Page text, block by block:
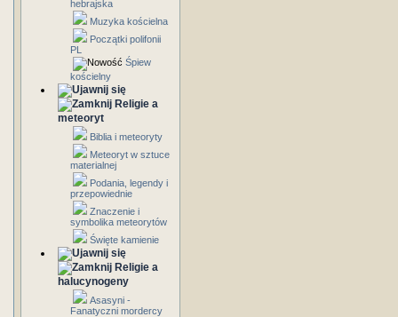
hebrajska
Muzyka kościelna
Początki polifonii
PL
Śpiew
kościelny
Religie a
meteoryt
Biblia i meteoryty
Meteoryt w sztuce
materialnej
Podania, legendy i
przepowiednie
Znaczenie i
symbolika meteorytów
Święte kamienie
Religie a
halucynogeny
Asasyni -
Fanatyczni mordercy